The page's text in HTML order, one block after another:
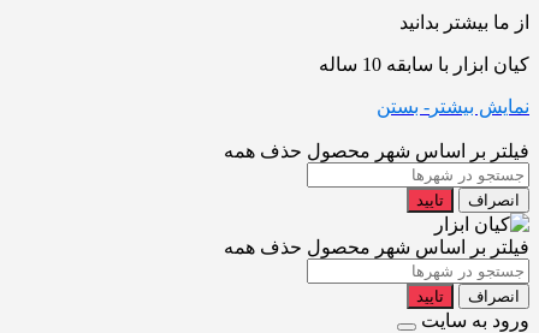
از ما بیشتر بدانید
کیان ابزار با سابقه 10 ساله
نمایش بیشتر - بستن
فیلتر بر اساس شهر محصول حذف همه
انصراف تایید
فیلتر بر اساس شهر محصول حذف همه
انصراف تایید
ورود به سایت